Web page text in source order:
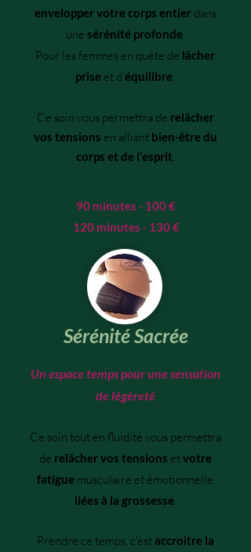
envelopper votre corps entierdans
une sérénité profonde.
Pour les femmes en quête de lâcher
prise et d'équilibre.
​Ce soin vous permettra de relâcher
vos tensions en alliant bien-être du
corps et de l'esprit.​
90 minutes - 100 €
120 minutes - 130 €
Sérénité Sacrée
Un espace temps pour une sensation
de légèreté
Ce soin tout en fluidité vous permettra
de relâcher vos tensions etvotre
fatigue musculaire et émotionnelle
liées à la grossesse.
Prendre ce temps, c'est accroitre la